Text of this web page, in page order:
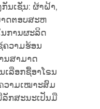
ນເຊັ່ນ: ຜ້າຝ້າ,
າດຕອບສະຫ
ນການຜະລິດ
ຄວາມຮ້ອນ
ນສາມາດ
ລືອກຊື້ອາໂຣນ
ວາມເໝາະສົມ
ລັກສະນະເປັນມື